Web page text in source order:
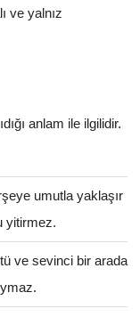
ve yalnız
anlam ile ilgilidir.
umutla yaklaşır
yitirmez.
ve sevinci bir arada